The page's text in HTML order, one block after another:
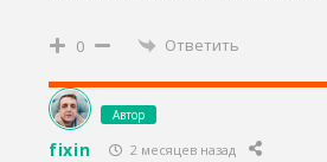
0 Ответить
Автор
fixin 2 месяцев назад